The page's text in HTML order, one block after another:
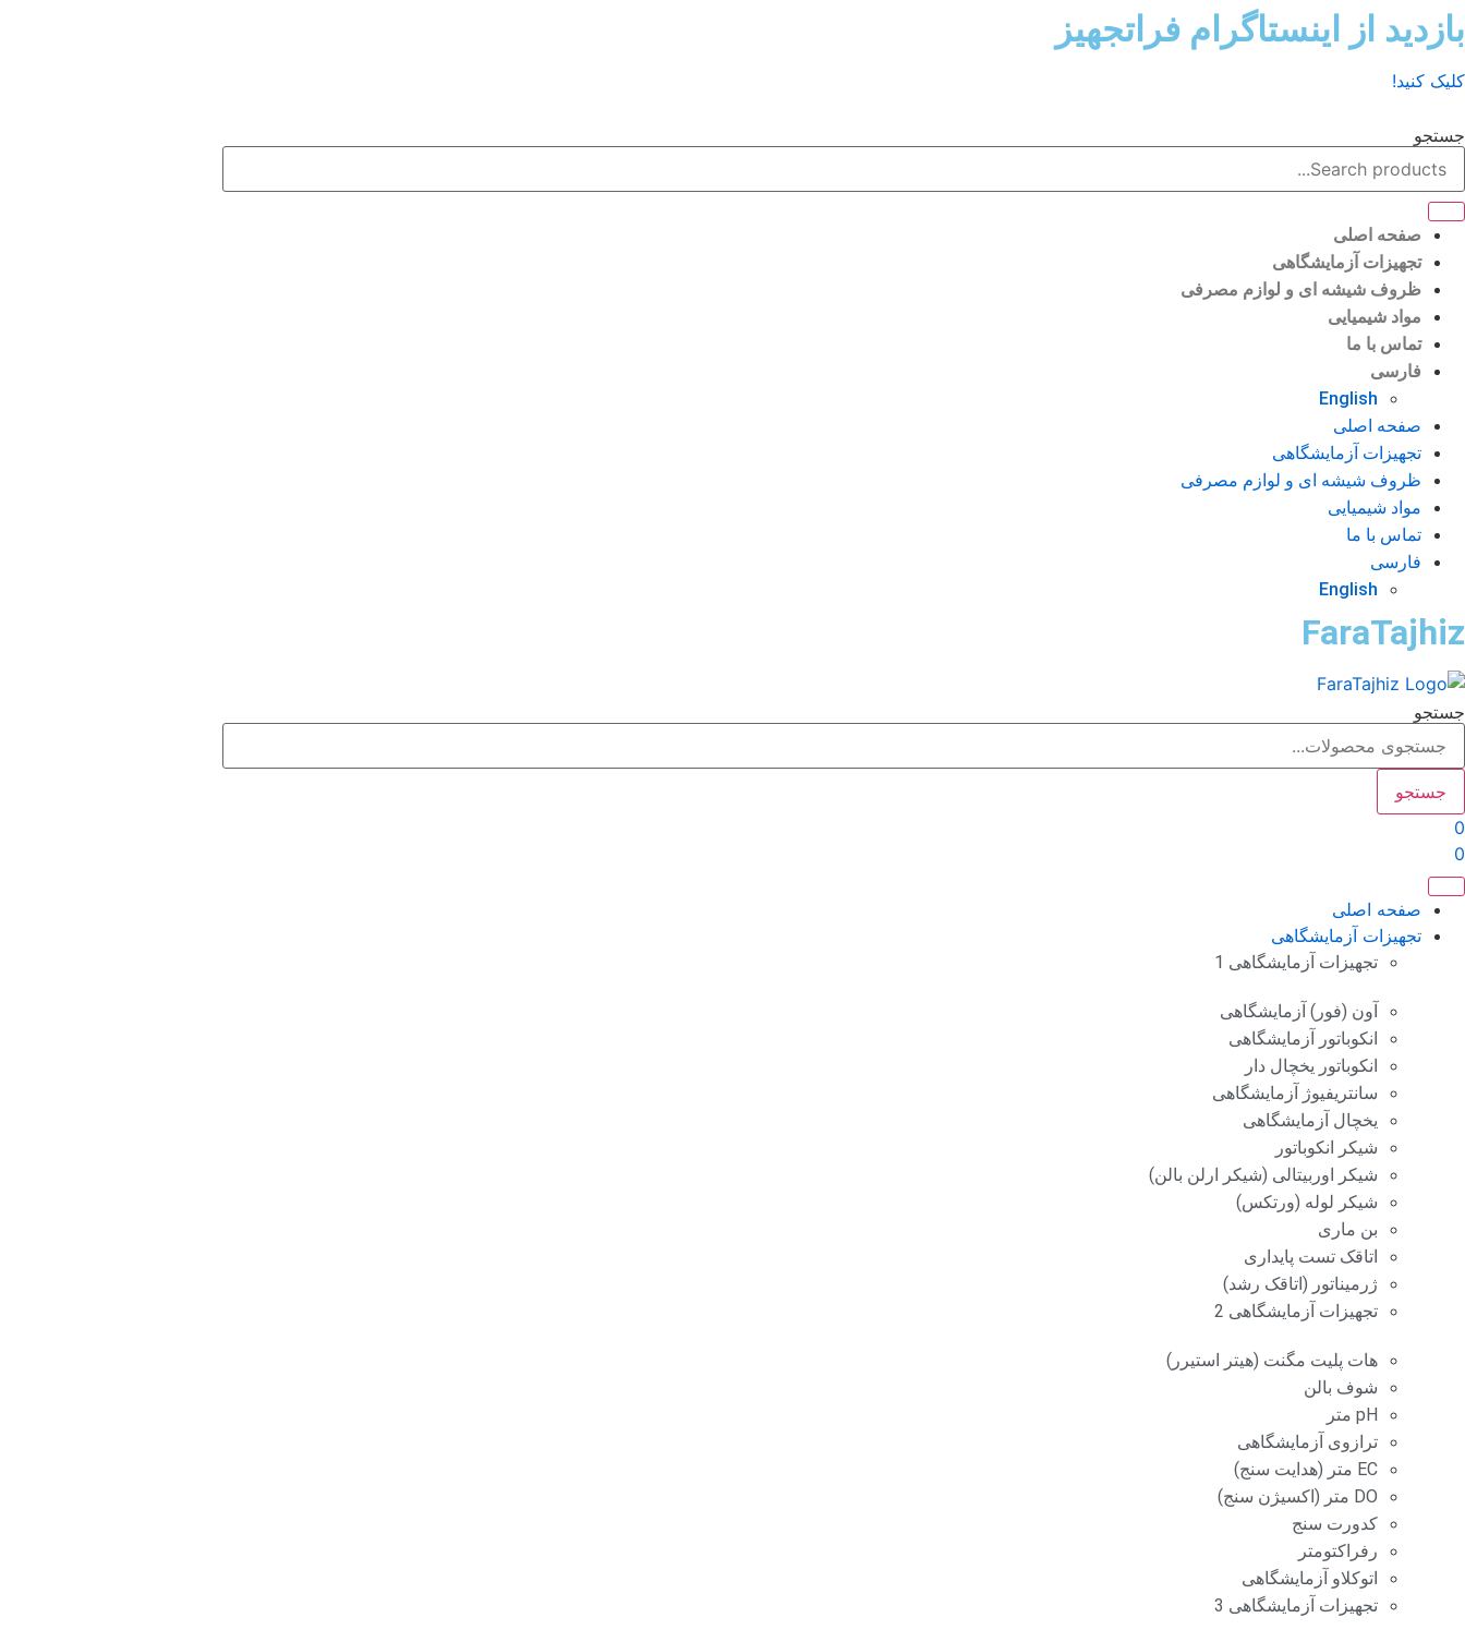
پرش
به
بازدید از اینستاگرام فراتجهیز
کلیک کنید!
جستجو
صفحه اصلی
تجهیزات آزمایشگاهی
ظروف شیشه ای و لوازم مصرفی
مواد شیمیایی
تماس با ما
فارسی
English
صفحه اصلی
تجهیزات آزمایشگاهی
ظروف شیشه ای و لوازم مصرفی
مواد شیمیایی
تماس با ما
فارسی
English
FaraTajhiz
جستجو
جستجو
0
0
صفحه اصلی
تجهیزات آزمایشگاهی
تجهیزات آزمایشگاهی 1
آون (فور) آزمایشگاهی
انکوباتور آزمایشگاهی
انکوباتور یخچال دار
سانتریفیوژ آزمایشگاهی
یخچال آزمایشگاهی
شیکر انکوباتور
شیکر اوربیتالی (شیکر ارلن بالن)
شیکر لوله (ورتکس)
بن ماری
اتاقک تست پایداری
ژرمیناتور (اتاقک رشد)
تجهیزات آزمایشگاهی 2
هات پلیت مگنت (هیتر استیرر)
شوف بالن
pH متر
ترازوی آزمایشگاهی
EC متر (هدایت سنج)
DO متر (اکسیژن سنج)
کدورت سنج
رفراکتومتر
اتوکلاو آزمایشگاهی
تجهیزات آزمایشگاهی 3